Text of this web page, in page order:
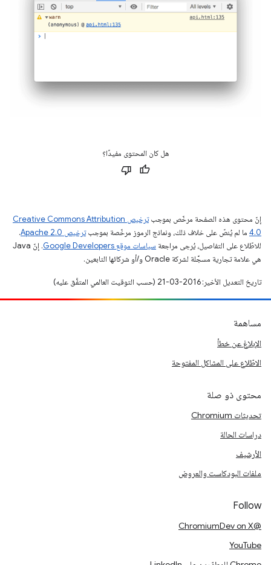
هل كان المحتوى مفيدًا؟
إنّ محتوى هذه الصفحة مرخّص بموجب
ترخيص Creative Commons Attribution
4.0‏ ما لم يُنصّ على خلاف ذلك، ونماذج الرموز مرخّصة بموجبترخيص Apache 2.0‏
.
للاطّلاع على التفاصيل، يُرجى مراجعة سياسات موقع Google Developers‏
. إنّ Java
هي علامة تجارية مسجَّلة لشركة Oracle و/أو شركائها التابعين.
تاريخ التعديل الأخير: 2016-03-21 (حسب التوقيت العالمي المتفَّق عليه)
مساهمة
الإبلاغ عن خطأ
الاطّلاع على المشاكل المفتوحة
محتوى ذو صلة
تحديثات Chromium
دراسات الحالة
الأرشيف
ملفات البودكاست والعروض
Follow
@ChromiumDev on X
YouTube